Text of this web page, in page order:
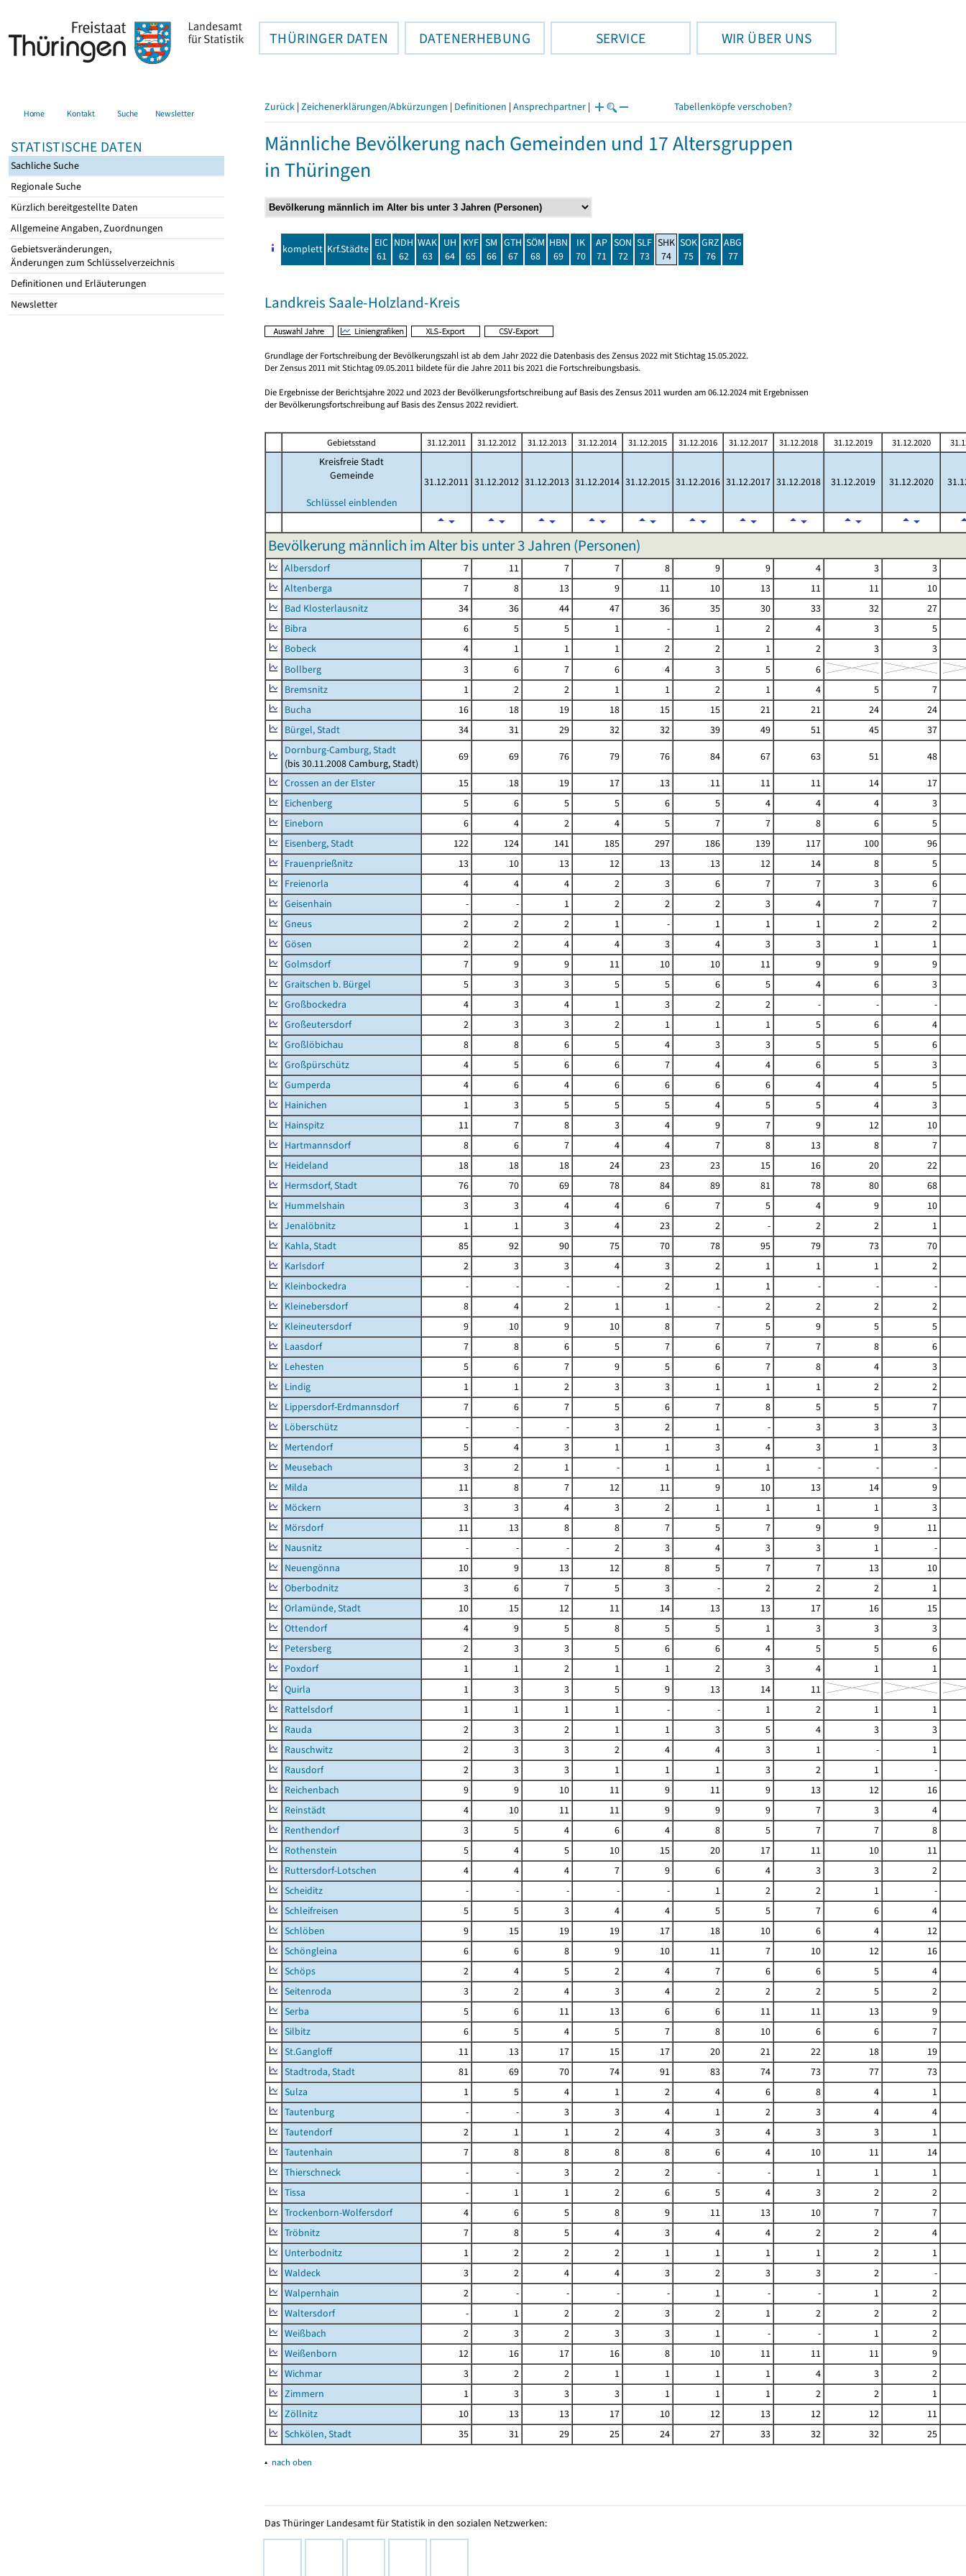
THÜRINGER DATEN DATENERHEBUNG SERVICE WIR ÜBER UNS
Home Kontakt Suche Newsletter
STATISTISCHE DATEN
Sachliche Suche
Regionale Suche
Kürzlich bereitgestellte Daten
Allgemeine Angaben, Zuordnungen
Gebietsveränderungen,
Änderungen zum Schlüsselverzeichnis
Definitionen und Erläuterungen
Newsletter
Zurück | Zeichenerklärungen/Abkürzungen | Definitionen | Ansprechpartner | Tabellenköpfe verschoben?
Männliche Bevölkerung nach Gemeinden und 17 Altersgruppen
in Thüringen
komplett Krf.Städte EIC
61
NDH
62
WAK
63
UH
64
KYF
65
SM
66
GTH
67
SÖM
68
HBN
69
IK
70
AP
71
SON
72
SLF
73
SHK
74
SOK
75
GRZ
76
ABG
77
Landkreis Saale-Holzland-Kreis
Grundlage der Fortschreibung der Bevölkerungszahl ist ab dem Jahr 2022 die Datenbasis des Zensus 2022 mit Stichtag 15.05.2022.
Der Zensus 2011 mit Stichtag 09.05.2011 bildete für die Jahre 2011 bis 2021 die Fortschreibungsbasis.
Die Ergebnisse der Berichtsjahre 2022 und 2023 der Bevölkerungsfortschreibung auf Basis des Zensus 2011 wurden am 06.12.2024 mit Ergebnissen
der Bevölkerungsfortschreibung auf Basis des Zensus 2022 revidiert.
Gebietsstand 31.12.2011 31.12.2012 31.12.2013 31.12.2014 31.12.2015 31.12.2016 31.12.2017 31.12.2018 31.12.2019 31.12.2020
Kreisfreie Stadt
Gemeinde
Schlüssel einblenden
31.12.2011 31.12.2012 31.12.2013 31.12.2014 31.12.2015 31.12.2016 31.12.2017 31.12.2018 31.12.2019 31.12.2020
Bevölkerung männlich im Alter bis unter 3 Jahren (Personen)
Albersdorf 7 11 7 7 8 9 9 4 3
3
Altenberga
7 8 13 9 11 10 13 11 11
10
Bad Klosterlausnitz
34 36 44 47 36 35 30 33 32
27
Bibra
6 5 5 1 - 1 2 4 3
5
Bobeck
4 1 1 1 2 2 1 2 3
3
Bollberg
3 6 7 6 4 3 5
6
Bremsnitz
1 2 2 1 1 2 1 4 5
7
Bucha
16 18 19 18 15 15 21 21 24
24
Bürgel, Stadt
34 31 29 32 32 39 49 51 45
37
Dornburg-Camburg, Stadt
(bis 30.11.2008 Camburg, Stadt)
69 69 76 79 76 84 67 63 51
48
Crossen an der Elster
15 18 19 17 13 11 11 11 14
17
Eichenberg
5 6 5 5 6 5 4 4 4
3
Eineborn
6 4 2 4 5 7 7 8 6
5
Eisenberg, Stadt
122 124 141 185 297 186 139 117 100
96
Frauenprießnitz
13 10 13 12 13 13 12 14 8
5
Freienorla
4 4 4 2 3 6 7 7 3
6
Geisenhain
- - 1 2 2 2 3 4 7
7
Gneus
2 2 2 1 - 1 1 1 2
2
Gösen
2 2 4 4 3 4 3 3 1
1
Golmsdorf
7 9 9 11 10 10 11 9 9
9
Graitschen b. Bürgel
5 3 3 5 5 6 5 4 6
3
Großbockedra
4 3 4 1 3 2 2 - -
-
Großeutersdorf
2 3 3 2 1 1 1 5 6
4
Großlöbichau
8 8 6 5 4 3 3 5 5
6
Großpürschütz
4 5 6 6 7 4 4 6 5
3
Gumperda
4 6 4 6 6 6 6 4 4
5
Hainichen
1 3 5 5 5 4 5 5 4
3
Hainspitz
11 7 8 3 4 9 7 9 12
10
Hartmannsdorf
8 6 7 4 4 7 8 13 8
7
Heideland
18 18 18 24 23 23 15 16 20
22
Hermsdorf, Stadt
76 70 69 78 84 89 81 78 80
68
Hummelshain
3 3 4 4 6 7 5 4 9
10
Jenalöbnitz
1 1 3 4 23 2 - 2 2
1
Kahla, Stadt
85 92 90 75 70 78 95 79 73
70
Karlsdorf
2 3 3 4 3 2 1 1 1
2
Kleinbockedra
- - - - 2 1 1 - -
-
Kleinebersdorf
8 4 2 1 1 - 2 2 2
2
Kleineutersdorf
9 10 9 10 8 7 5 9 5
5
Laasdorf
7 8 6 5 7 6 7 7 8
6
Lehesten
5 6 7 9 5 6 7 8 4
3
Lindig
1 1 2 3 3 1 1 1 2
2
Lippersdorf-Erdmannsdorf
7 6 7 5 6 7 8 5 5
7
Löberschütz
- - - 3 2 1 - 3 3
3
Mertendorf
5 4 3 1 1 3 4 3 1
3
Meusebach
3 2 1 - 1 1 1 - -
-
Milda
11 8 7 12 11 9 10 13 14
9
Möckern
3 3 4 3 2 1 1 1 1
3
Mörsdorf
11 13 8 8 7 5 7 9 9
11
Nausnitz
- - - 2 3 4 3 3 1
-
Neuengönna
10 9 13 12 8 5 7 7 13
10
Oberbodnitz
3 6 7 5 3 - 2 2 2
1
Orlamünde, Stadt
10 15 12 11 14 13 13 17 16
15
Ottendorf
4 9 5 8 5 5 1 3 3
3
Petersberg
2 3 3 5 6 6 4 5 5
6
Poxdorf
1 1 2 1 1 2 3 4 1
1
Quirla
1 3 3 5 9 13 14
11
Rattelsdorf
1 1 1 1 - - 1 2 1
1
Rauda
2 3 2 1 1 3 5 4 3
3
Rauschwitz
2 3 3 2 4 4 3 1 -
1
Rausdorf
2 3 3 1 1 1 3 2 1
-
Reichenbach
9 9 10 11 9 11 9 13 12
16
Reinstädt
4 10 11 11 9 9 9 7 3
4
Renthendorf
3 5 4 6 4 8 5 7 7
8
Rothenstein
5 4 5 10 15 20 17 11 10
11
Ruttersdorf-Lotschen
4 4 4 7 9 6 4 3 3
2
Scheiditz
- - - - - 1 2 2 1
-
Schleifreisen
5 5 3 4 4 5 5 7 6
4
Schlöben
9 15 19 19 17 18 10 6 4
12
Schöngleina
6 6 8 9 10 11 7 10 12
16
Schöps
2 4 5 2 4 7 6 6 5
4
Seitenroda
3 2 4 3 4 2 2 2 5
2
Serba
5 6 11 13 6 6 11 11 13
9
Silbitz
6 5 4 5 7 8 10 6 6
7
St.Gangloff
11 13 17 15 17 20 21 22 18
19
Stadtroda, Stadt
81 69 70 74 91 83 74 73 77
73
Sulza
1 5 4 1 2 4 6 8 4
1
Tautenburg
- - 3 3 4 1 2 3 4
4
Tautendorf
2 1 1 2 4 3 4 3 3
1
Tautenhain
7 8 8 8 8 6 4 10 11
14
Thierschneck
- - 3 2 2 - - 1 1
1
Tissa
- 1 1 2 6 5 4 3 2
2
Trockenborn-Wolfersdorf
4 6 5 8 9 11 13 10 7
7
Tröbnitz
7 8 5 4 3 4 4 2 2
4
Unterbodnitz
1 2 2 2 1 1 1 1 2
1
Waldeck
3 2 4 4 3 2 3 3 2
-
Walpernhain
2 - - - - 1 - - 1
2
Waltersdorf
- 1 2 2 3 2 1 2 2
2
Weißbach
2 3 2 3 3 1 - - 1
2
Weißenborn
12 16 17 16 8 10 11 11 11
9
Wichmar
3 2 2 1 1 1 1 4 3
2
Zimmern
1 3 3 3 1 1 1 2 2
1
Zöllnitz
10 13 13 17 10 12 13 12 12
11
Schkölen, Stadt
35 31 29 25 24 27 33 32 32 25
▴ nach oben
Das Thüringer Landesamt für Statistik in den sozialen Netzwerken: